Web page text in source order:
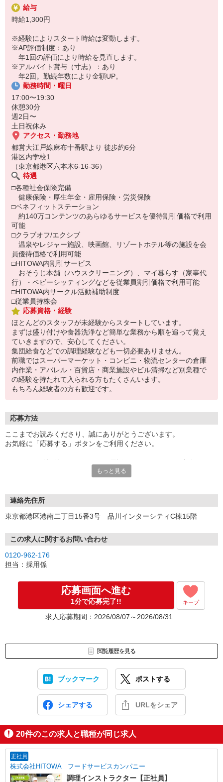
給与
時給1,300円
※経験によりスタート時給は変動します。
※AP評価制度：あり
年1回の評価により時給を見直します。
※アルバイト賞与（寸志）：あり
年2回。勤続年数により金額UP。
勤務時間・曜日
17:00〜19:30
休憩30分
週2日〜
土日祝休み
アクセス・勤務地
都営大江戸線麻布十番駅より 徒歩約6分
港区内学校1
（東京都港区六本木6-16-36）
待遇
□各種社会保険完備
健康保険・厚生年金・雇用保険・労災保険
□ベネフィットステーション
約140万コンテンツのあらゆるサービスを優待割引価格で利用
可能
□クラブオフ/エクシブ
温泉やレジャー施設、映画館、リゾートホテル等の施設を会
員優待価格で利用可能
□HITOWA内割引サービス
おそうじ本舗（ハウスクリーニング）、マイ暮らす（家事代
行）・ベビーシッティングなどを従業員割引価格で利用可能
□HITOWA内サークル活動補助制度
□従業員持株会
応募資格・経験
ほとんどのスタッフが未経験からスタートしています。
まずは盛り付けや食器洗浄など簡単な業務から順を追って覚え
ていきますので、安心してください。
集団給食などでの調理経験なども一切必要ありません。
前職ではスーパーマーケット・コンビニ・物流センターの倉庫
内作業・アパレル・百貨店・商業施設やビル清掃など別業種で
の経験を持たれて入られる方もたくさんいます。
もちろん経験者の方も歓迎です。
応募方法
ここまでお読みくださり、誠にありがとうございます。
お気軽に「応募する」ボタンをご利用ください。
お電話の際は「イーアイデムを見た」と伝えるとスムーズです。
もっと見る
連絡先住所
東京都港区港南二丁目15番3号 品川インターシティC棟15階
この求人に関するお問い合わせ
0120-962-176
担当：採用係
応募画面へ進む
1分で応募完了!! キープ
求人応募期間：2026/08/07～2026/08/31
閲覧履歴を見る
ブックマーク ポストする
シェアする URLをシェア
20件のこの求人と職種が同じ求人
正社員
株式会社HITOWA フードサービスカンパニー
調理インストラクター【正社員】